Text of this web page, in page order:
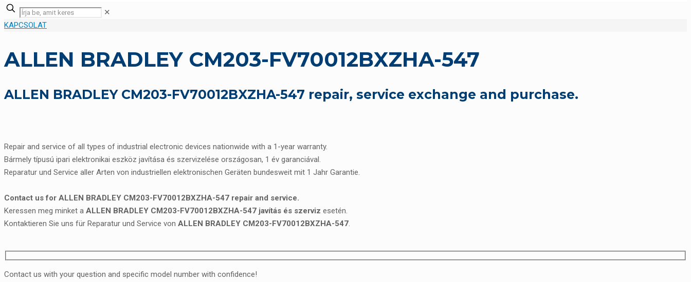
✕
KAPCSOLAT
ALLEN BRADLEY CM203-FV70012BXZHA-547
ALLEN BRADLEY CM203-FV70012BXZHA-547 repair, service exchange and purchase.
Repair and service of all types of industrial electronic devices nationwide with a 1-year warranty.
Bármely típusú ipari elektronikai eszköz javítása és szervizelése országosan, 1 év garanciával.
Reparatur und Service aller Arten von industriellen elektronischen Geräten bundesweit mit 1 Jahr Garantie.
Contact us for ALLEN BRADLEY CM203-FV70012BXZHA-547 repair and service.
Keressen meg minket a ALLEN BRADLEY CM203-FV70012BXZHA-547 javítás és szerviz esetén.
Kontaktieren Sie uns für Reparatur und Service von ALLEN BRADLEY CM203-FV70012BXZHA-547.
Contact us with your question and specific model number with confidence!